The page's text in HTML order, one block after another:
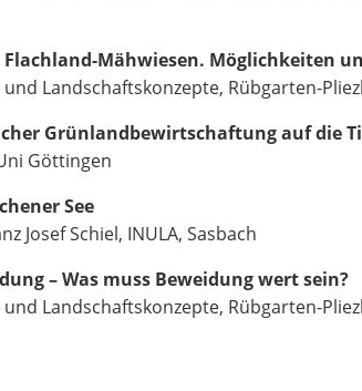
Mähwiesen. Möglichkeiten
Landschaftskonzepte, Rübgarten-
Grünlandbewirtschaftung auf die
Göttingen
See
Josef Schiel, INULA, Sasbach
– Was muss Beweidung wert sein?
Landschaftskonzepte, Rübgarten-